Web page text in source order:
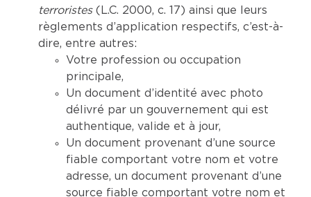
terroristes(L.C. 2000, c. 17) ainsi que leurs
règlements d’application respectifs, c’est-à-
dire, entre autres:
Votre profession ou occupation
principale,
Un document d’identité avec photo
délivré par un gouvernement qui est
authentique, valide et à jour,
Un document provenant d’une source
fiable comportant votre nom et votre
adresse, un document provenant d’une
source fiable comportant votre nom et